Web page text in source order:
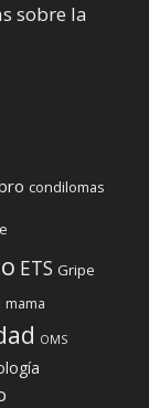
sobre la
condilomas
ETS Gripe
mama
OMS